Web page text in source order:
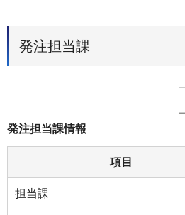
発注担当課
発注担当課情報
項目
担当課